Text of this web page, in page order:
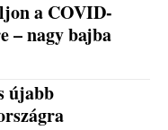
a COVID-
– nagy bajba
újabb